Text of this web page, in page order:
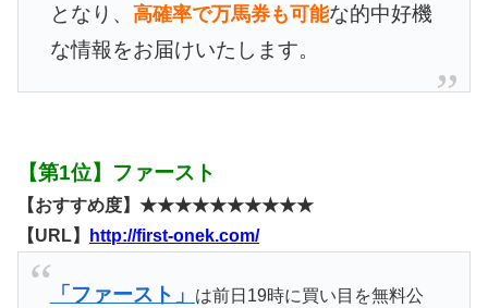
となり、 高確率で万馬券も可能な的中好機
な情報をお届けいたします。
【第1位】ファースト
【おすすめ度】★★★★★★★★★★
【URL】
http://first-onek.com/
「ファースト」
は前日19時に買い目を無料公